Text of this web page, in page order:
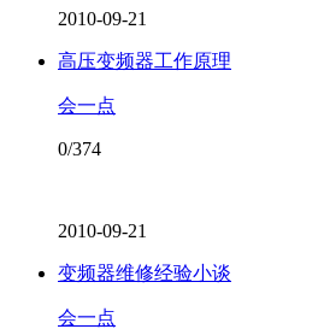
2010-09-21
高压变频器工作原理
会一点
0/374
2010-09-21
变频器维修经验小谈
会一点